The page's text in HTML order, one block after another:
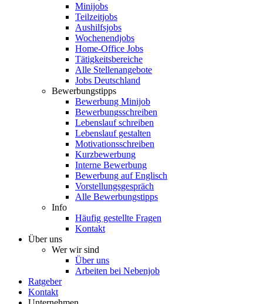
Minijobs
Teilzeitjobs
Aushilfsjobs
Wochenendjobs
Home-Office Jobs
Tätigkeitsbereiche
Alle Stellenangebote
Jobs Deutschland
Bewerbungstipps
Bewerbung Minijob
Bewerbungsschreiben
Lebenslauf schreiben
Lebenslauf gestalten
Motivationsschreiben
Kurzbewerbung
Interne Bewerbung
Bewerbung auf Englisch
Vorstellungsgespräch
Alle Bewerbungstipps
Info
Häufig gestellte Fragen
Kontakt
Über uns
Wer wir sind
Über uns
Arbeiten bei Nebenjob
Ratgeber
Kontakt